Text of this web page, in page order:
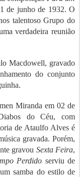
de junho de 1932. O
talentoso Grupo do
verdadeira reunião
Macdowell, gravado
do conjunto
Miranda em 02 de
do Céu, com
de Ataulfo Alves é
gravada. Porém,
gravou Sexta Feira,
Perdido serviu de
samba do estilo de